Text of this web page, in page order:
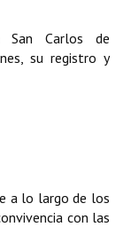
San Carlos de
su registro y
a lo largo de los
con las